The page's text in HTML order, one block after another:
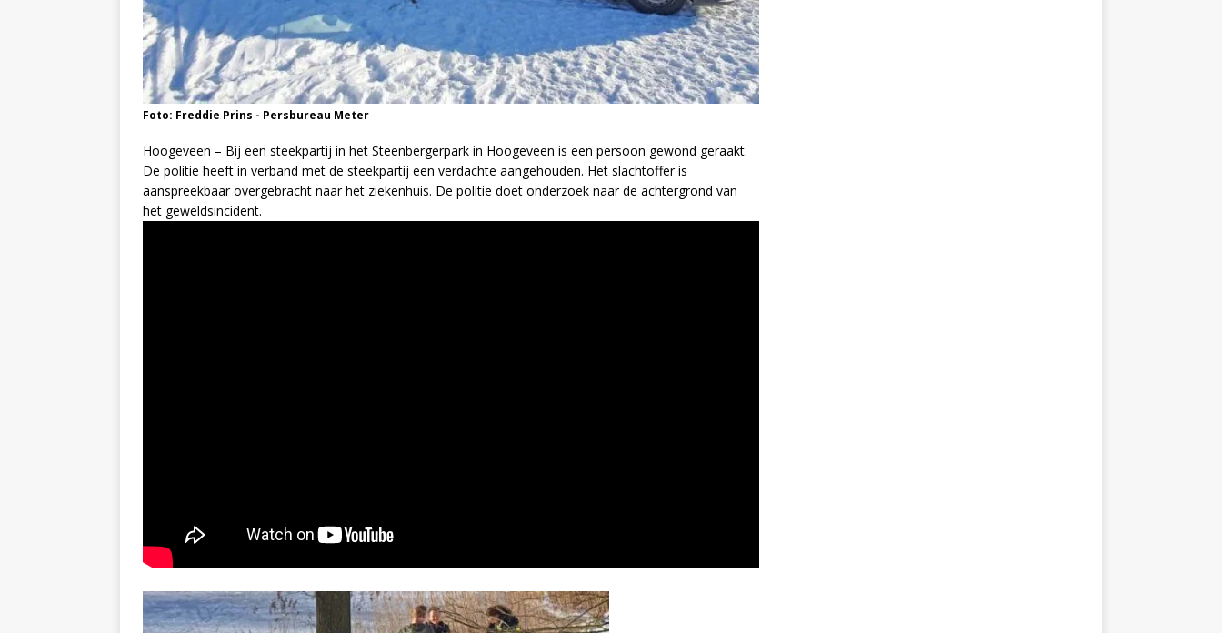
Foto: Freddie Prins - Persbureau Meter
Hoogeveen – Bij een steekpartij in het Steenbergerpark in Hoogeveen is een persoon gewond geraakt.
De politie heeft in verband met de steekpartij een verdachte aangehouden. Het slachtoffer is
aanspreekbaar overgebracht naar het ziekenhuis. De politie doet onderzoek naar de achtergrond van
het geweldsincident.